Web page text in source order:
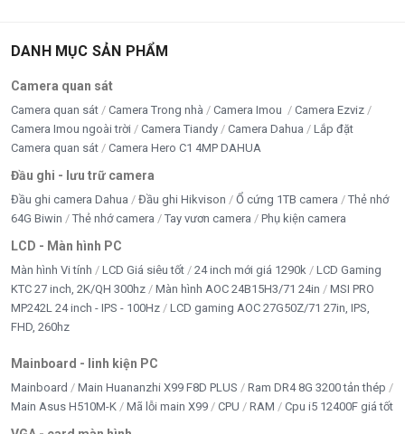
DANH MỤC SẢN PHẨM
Camera quan sát
Camera quan sát Camera Trong nhà Camera Imou
Camera Ezviz
Camera Imou ngoài trời
Camera Tiandy Camera Dahua
Lắp đặt
Camera quan sát
Camera Hero C1 4MP DAHUA
Đầu ghi - lưu trữ camera
Đầu ghi camera Dahua Đầu ghi Hikvison Ổ cứng 1TB camera
Thẻ nhớ
64G Biwin
Thẻ nhớ camera Tay vươn camera Phụ kiện camera
LCD - Màn hình PC
Màn hình Vi tính LCD Giá siêu tốt 24 inch mới giá 1290k
LCD Gaming
KTC 27 inch, 2K/QH 300hz
Màn hình AOC 24B15H3/71 24in
MSI PRO
MP242L 24 inch - IPS - 100Hz
LCD gaming AOC 27G50Z/71 27in, IPS,
FHD, 260hz
Mainboard - linh kiện PC
Mainboard Main Huananzhi X99 F8D PLUS
Ram DR4 8G 3200 tản thép
Main Asus H510M-K
Mã lỗi main X99 CPU RAM Cpu i5 12400F giá tốt